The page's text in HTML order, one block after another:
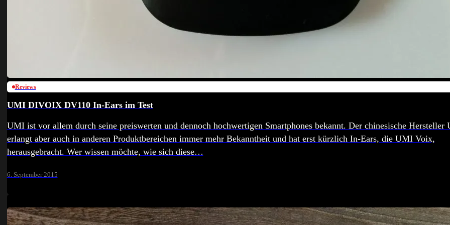
Reviews
UMI DIVOIX DV110 In-Ears im Test
UMI ist vor allem durch seine preiswerten und dennoch hochwertigen Smartphones bekannt. Der chinesische Hersteller
erlangt aber auch in anderen Produktbereichen immer mehr Bekanntheit und hat erst kürzlich In-Ears, die UMI Voix,
herausgebracht. Wer wissen möchte, wie sich diese…
6. September 2015